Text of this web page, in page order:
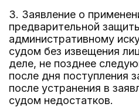
3. Заявление о
предварительной
административному
судом без извещения
деле, не позднее
после дня поступления
после устранения в
судом недостатков.